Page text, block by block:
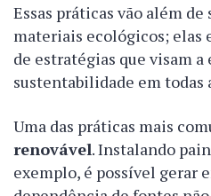
Essas práticas vão além
materiais ecológicos; elas
de estratégias que visam
sustentabilidade em todas
Uma das práticas mais
renovável. Instalando
exemplo, é possível gerar